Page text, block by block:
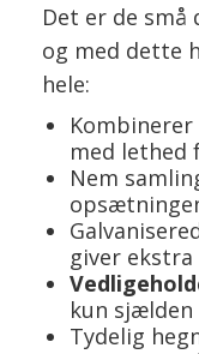
Det er de
og med dette
hele:
med lethed
Nem
giver
kun
Tydelig